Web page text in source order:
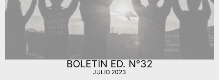
BOLETIN ED. N°32
JULIO 2023